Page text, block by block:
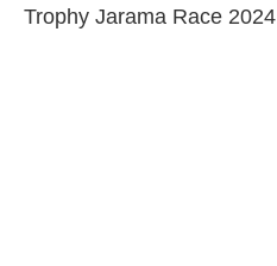
Trophy Jarama Race 2024